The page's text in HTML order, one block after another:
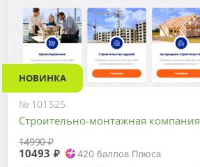
НОВИНКА
№ 101525
Строительно-монтажная компания
14990 ₽
10493 ₽ 420 баллов Плюса